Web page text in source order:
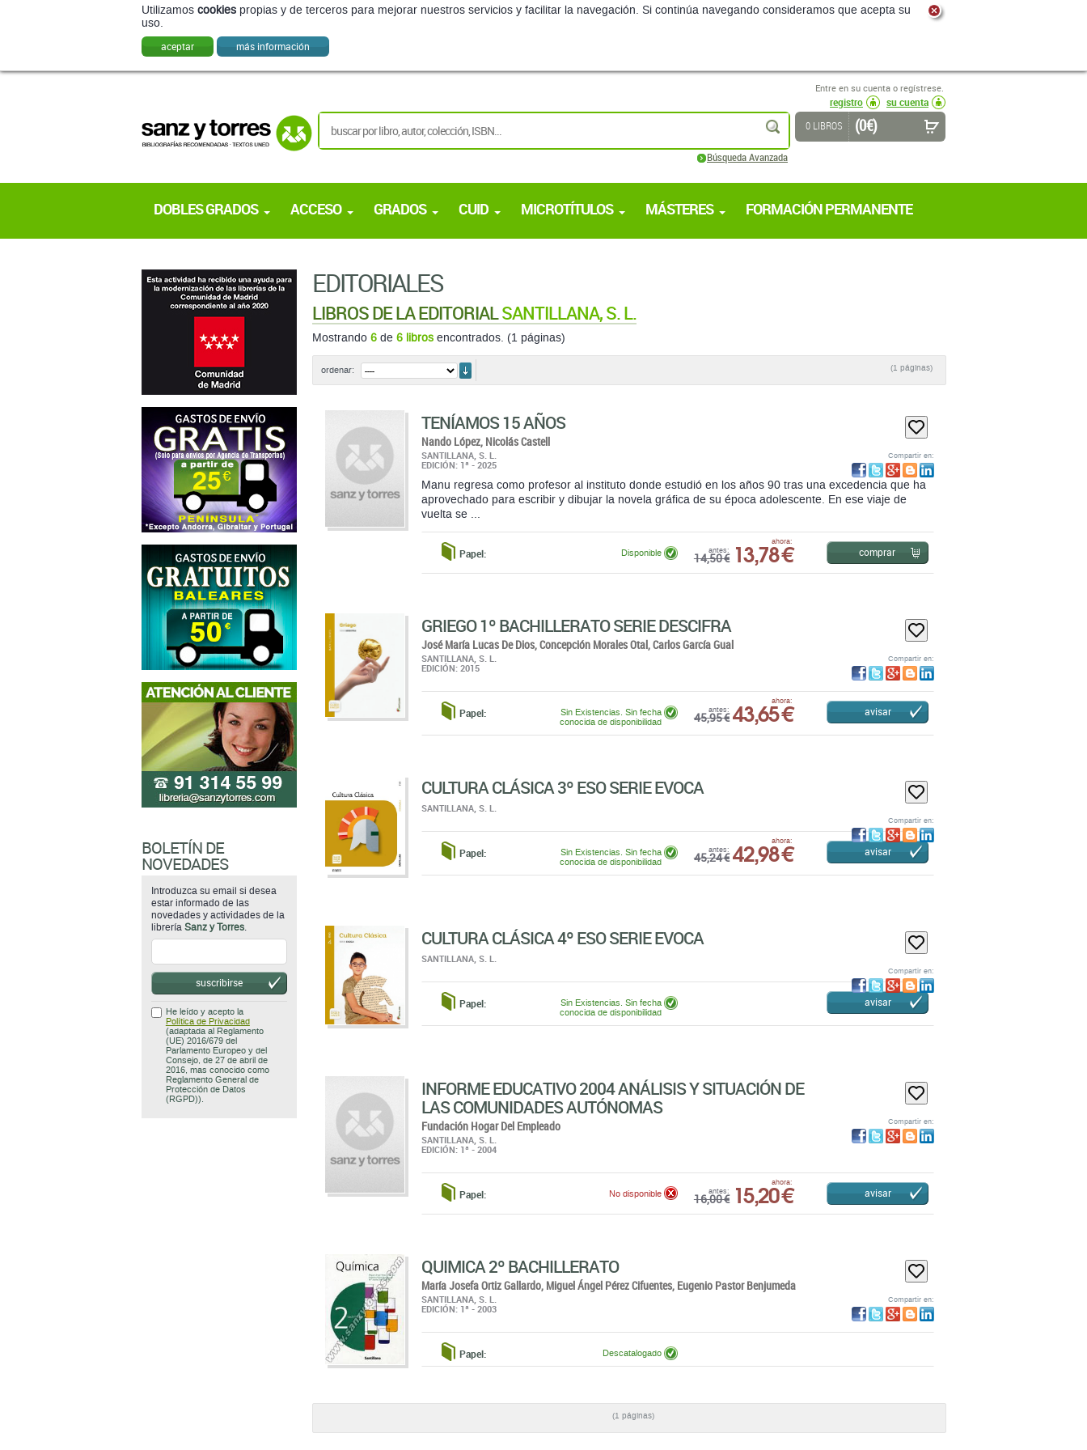
Utilizamos cookies propias y de terceros para mejorar nuestros servicios y facilitar la navegación. Si continúa navegando consideramos que acepta su
uso.
aceptar más información
Entre en su cuenta o regístrese.
registro
su cuenta
buscar
Búsqueda Avanzada
0 LIBROS (0 €)
DOBLES GRADOS ACCESO GRADOS CUID MICROTÍTULOS MÁSTERES FORMACIÓN PERMANENTE
EDITORIALES
LIBROS DE LA EDITORIALSANTILLANA, S. L.
Mostrando 6de 6 librosencontrados. (1 páginas)
ordenar: ordenar (1 páginas)
TENÍAMOS 15 AÑOS
Nando López, Nicolás Castell
SANTILLANA, S. L.
EDICIÓN: 1ª - 2025
Compartir en:
Manu regresa como profesor al instituto donde estudió en los años 90 tras una excedencia que ha
aprovechado para escribir y dibujar la novela gráfica de su época adolescente. En ese viaje de
vuelta se ...
Papel: antes:
14,50 €
ahora:
13,78 €
Disponible comprar
GRIEGO 1º BACHILLERATO SERIE DESCIFRA
José María Lucas De Dios,Concepción Morales Otal,Carlos García Gual
SANTILLANA, S. L.
EDICIÓN: 2015
Compartir en:
Papel: antes:
45,95 €
ahora:
43,65 €
Sin Existencias. Sin fecha
conocida de disponibilidad
avisar
CULTURA CLÁSICA 3º ESO SERIE EVOCA
SANTILLANA, S. L.
Compartir en:
Papel: antes:
45,24 €
ahora:
42,98 €
Sin Existencias. Sin fecha
conocida de disponibilidad
avisar
CULTURA CLÁSICA 4º ESO SERIE EVOCA
SANTILLANA, S. L.
Compartir en:
Papel:
Sin Existencias. Sin fecha
conocida de disponibilidad
avisar
INFORME EDUCATIVO 2004 ANÁLISIS Y SITUACIÓN DE
LAS COMUNIDADES AUTÓNOMAS
Fundación Hogar Del Empleado
SANTILLANA, S. L.
EDICIÓN: 1ª - 2004
Compartir en:
Papel: antes:
16,00 €
ahora:
15,20 €
No disponible avisar
QUIMICA 2º BACHILLERATO
María Josefa Ortiz Gallardo, Miguel Ángel Pérez Cifuentes, Eugenio Pastor Benjumeda
SANTILLANA, S. L.
EDICIÓN: 1ª - 2003
Compartir en:
Papel: Descatalogado
(1 páginas)
BOLETÍN DE
NOVEDADES
Introduzca su email si desea
estar informado de las
novedades y actividades de la
librería Sanz y Torres.
suscribirse
He leído y acepto la
Política de Privacidad
(adaptada al Reglamento
(UE) 2016/679 del
Parlamento Europeo y del
Consejo, de 27 de abril de
2016, mas conocido como
Reglamento General de
Protección de Datos
(RGPD)).